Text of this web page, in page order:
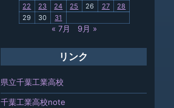
22
23 24 25 26 27
28
29
30 31
« 7月 9月 »
リンク
県立千葉工業高校
千葉工業高校note